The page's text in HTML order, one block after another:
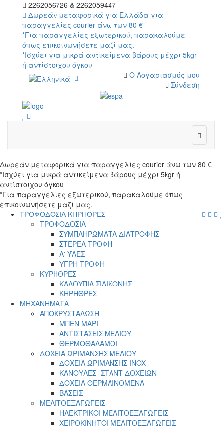
2262056726 & 2262059447
Δωρεάν μεταφορικά για Ελλάδα για
παραγγελίες courier άνω των 80 €
*Για παραγγελίες εξωτερικού, παρακαλούμε
όπως επικοινωνήσετε μαζί μας.
*Ισχύει για μικρά αντικείμενα βάρους μέχρι 5kgr
ή αντίστοιχου όγκου
Ο Λογαριασμός μου
Σύνδεση
wish
cart
wish
Δωρεάν μεταφορικά για παραγγελίες courier άνω των 80 €
*Ισχύει για μικρά αντικείμενα βάρους μέχρι 5kgr ή
αντίστοιχου όγκου
*Για παραγγελίες εξωτερικού, παρακαλούμε όπως
επικοινωνήσετε μαζί μας.
menu
search
cart
ΤΡΟΦΟΔΟΣΙΑ ΚΗΡΗΘΡΕΣ
ΤΡΟΦΟΔΟΣΙΑ
ΣΥΜΠΛΗΡΩΜΑΤΑ ΔΙΑΤΡΟΦΗΣ
ΣΤΕΡΕΑ ΤΡΟΦΗ
Α' ΎΛΕΣ
ΥΓΡΗ ΤΡΟΦΗ
ΚΥΡΗΘΡΕΣ
ΚΑΛΟΥΠΙΑ ΣΙΛΙΚΟΝΗΣ
ΚΗΡΗΘΡΕΣ
ΜΗΧΑΝΗΜΑΤΑ
ΑΠΟΚΡΥΣΤΑΛΩΣΗ
ΜΠΕΝ ΜΑΡΙ
ΑΝΤΙΣΤΑΣΕΙΣ ΜΕΛΙΟΥ
ΘΕΡΜΟΘΑΛΑΜΟΙ
ΔΟΧΕΙΑ ΩΡΙΜΑΝΣΗΣ ΜΕΛΙΟΥ
ΔΟΧΕΙΑ ΩΡΙΜΑΝΣΗΣ INOX
ΚΑΝΟΥΛΕΣ- ΣΤΑΝΤ ΔΟΧΕΙΩΝ
ΔΟΧΕΙΑ ΘΕΡΜΑΙΝΟΜΕΝΑ
ΒΑΣΕΙΣ
ΜΕΛΙΤΟΕΞΑΓΩΓΕΙΣ
ΗΛΕΚΤΡΙΚΟΙ ΜΕΛΙΤΟΕΞΑΓΩΓΕΙΣ
ΧΕΙΡΟΚΙΝΗΤΟΙ ΜΕΛΙΤΟΕΞΑΓΩΓΕΙΣ